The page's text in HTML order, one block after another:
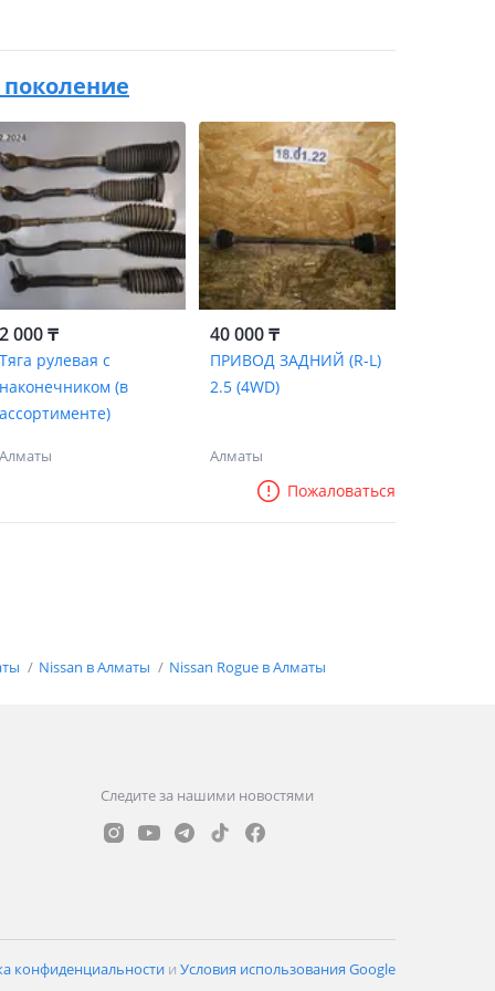
поколение
2 000 ₸
Тяга рулевая с
наконечником (в
ассортименте)
Алматы
40 000 ₸
ПРИВОД ЗАДНИЙ (R-L)
2.5 (4WD)
Алматы
Пожаловаться
Nissan в Алматы Nissan Rogue в Алматы
Следите за нашими новостями
конфиденциальности и Условия использования Google